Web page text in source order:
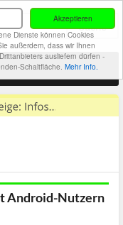
Akzeptieren
Dienste können Cookies
außerdem, dass wir Ihnen
ausliefern dürfen -
Schaltfläche. Mehr Info.
Android-Nutzern